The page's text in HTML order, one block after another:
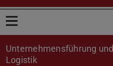
Menü öffnen
Unternehmensführung und
Logistik